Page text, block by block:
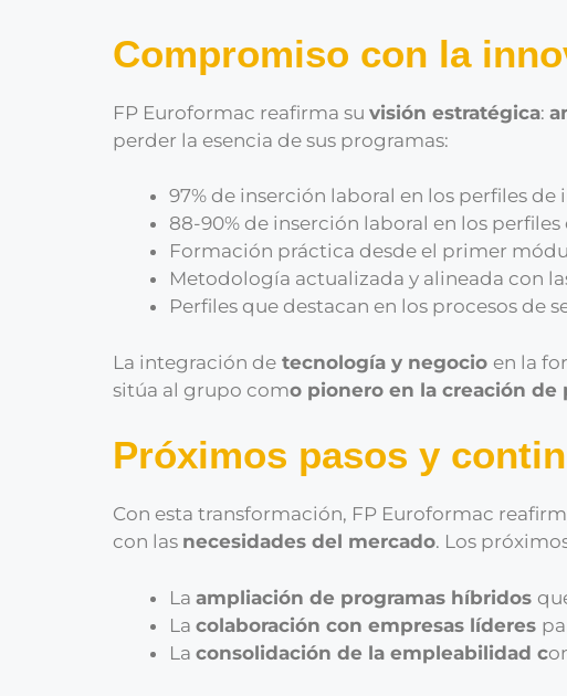
Compromiso con la
FP Euroformac reafirma su visión estratégica:
perder la esencia de sus programas:
97% de inserción laboral en los perfiles
88-90% de inserción laboral en los
Formación práctica desde el primer
Metodología actualizada y alineada con
Perfiles que destacan en los procesos de
La integración de tecnología y negocio en la
sitúa al grupo como pionero en la creación
Próximos pasos y
Con esta transformación, FP Euroformac
con las necesidades del mercado. Los
La ampliación de programas híbridos
La colaboración con empresas líderes
La consolidación de la empleabilidad c